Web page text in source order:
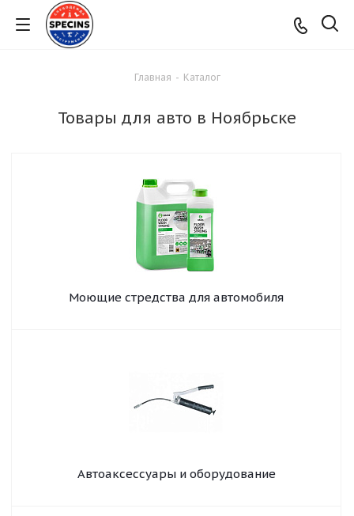
Главная - Каталог
Товары для авто в Ноябрьске
Моющие стредства для автомобиля
Автоаксессуары и оборудование